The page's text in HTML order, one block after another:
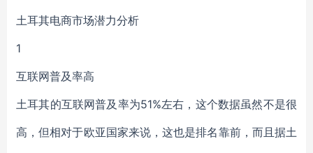
土耳其电商市场潜力分析
1
互联网普及率高
土耳其的互联网普及率为51%左右，这个数据虽然不是很
高，但相对于欧亚国家来说，这也是排名靠前，而且据土